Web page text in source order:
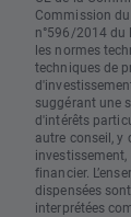
Commission
n°596/2014 du
les normes
techniques de
suggérant une
d'intérêts
autre conseil, y
financier.
dispensées
interprétées